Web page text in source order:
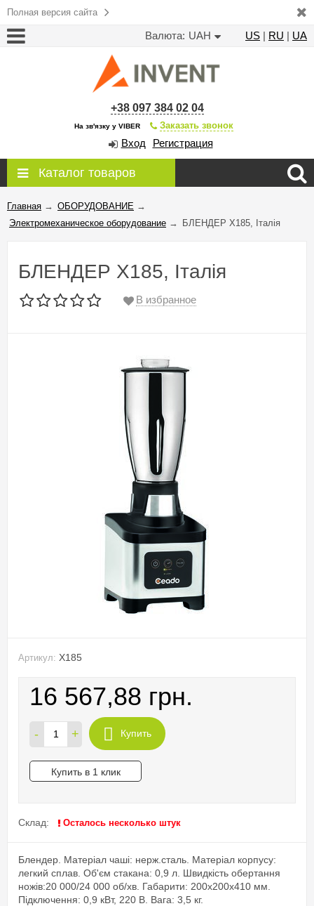
Полная версия сайта
Валюта: UAH US | RU | UA
+38 097 384 02 04
На зв'язку у VIBER Заказать звонок
Вход Регистрация
Каталог товаров
Главная → ОБОРУДОВАНИЕ →
Электромеханическое оборудование → БЛЕНДЕР X185, Італія
БЛЕНДЕР X185, Італія
В избранное
Артикул: X185
16 567,88 грн.
- + Купить
Купить в 1 клик
Склад: Осталось несколько штук
Блендер. Матеріал чаші: нерж.сталь. Матеріал корпусу:
легкий сплав. Об'єм стакана: 0,9 л. Швидкість обертання
ножів:20 000/24 000 об/хв. Габарити: 200х200х410 мм.
Підключення: 0,9 кВт, 220 В. Вага: 3,5 кг.